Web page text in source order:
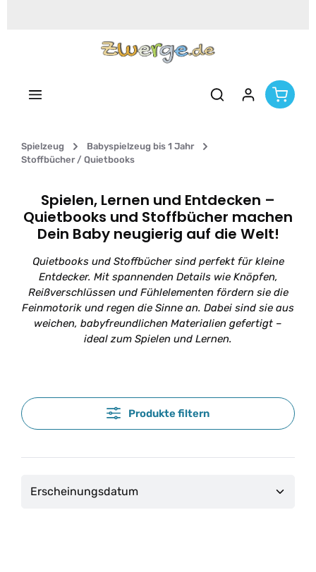
Spielzeug
Babyspielzeug bis 1 Jahr
Stoffbücher / Quietbooks
Spielen, Lernen und Entdecken –
Quietbooks und Stoffbücher machen
Dein Baby neugierig auf die Welt!
Quietbooks und Stoffbücher sind perfekt für kleine
Entdecker. Mit spannenden Details wie Knöpfen,
Reißverschlüssen und Fühlelementen fördern sie die
Feinmotorik und regen die Sinne an. Dabei sind sie aus
weichen, babyfreundlichen Materialien gefertigt –
ideal zum Spielen und Lernen.
Produkte filtern